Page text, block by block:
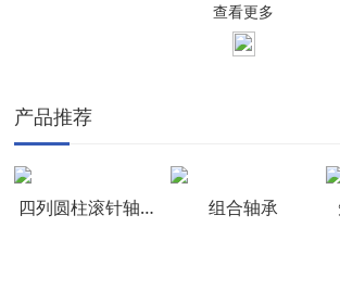
查看更多
产品推荐
四列圆柱滚针轴承 组合轴承